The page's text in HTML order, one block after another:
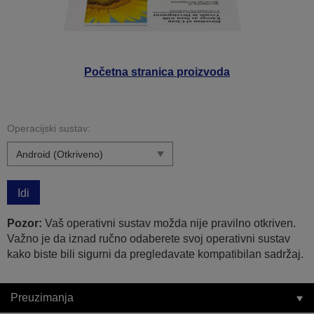
Početna stranica proizvoda
Operacijski sustav:
Idi
Pozor: Vaš operativni sustav možda nije pravilno otkriven.
Važno je da iznad ručno odaberete svoj operativni sustav
kako biste bili sigurni da pregledavate kompatibilan sadržaj.
Preuzimanja